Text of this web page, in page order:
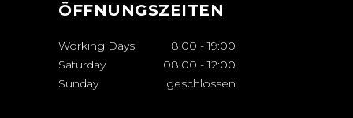
ÖFFNUNGSZEITEN
Working Days 8:00 - 19:00
Saturday
08:00 - 12:00
Sunday
geschlossen